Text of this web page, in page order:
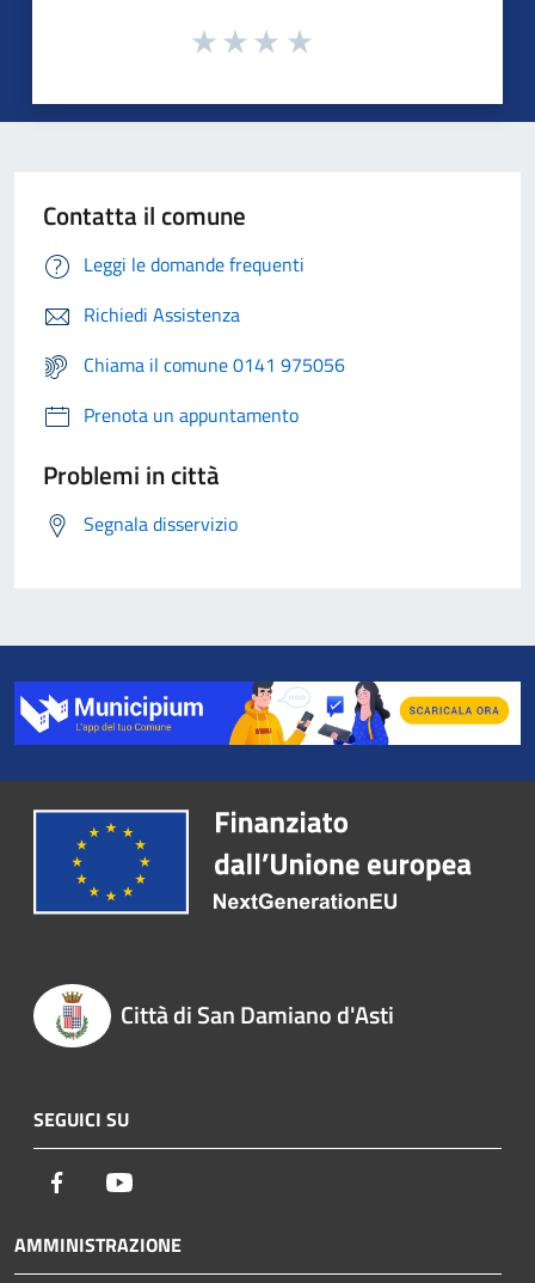
Contatta il comune
Leggi le domande frequenti
Richiedi Assistenza
Chiama il comune 0141 975056
Prenota un appuntamento
Problemi in città
Segnala disservizio
Città di San Damiano d'Asti
SEGUICI SU
Facebook
AMMINISTRAZIONE